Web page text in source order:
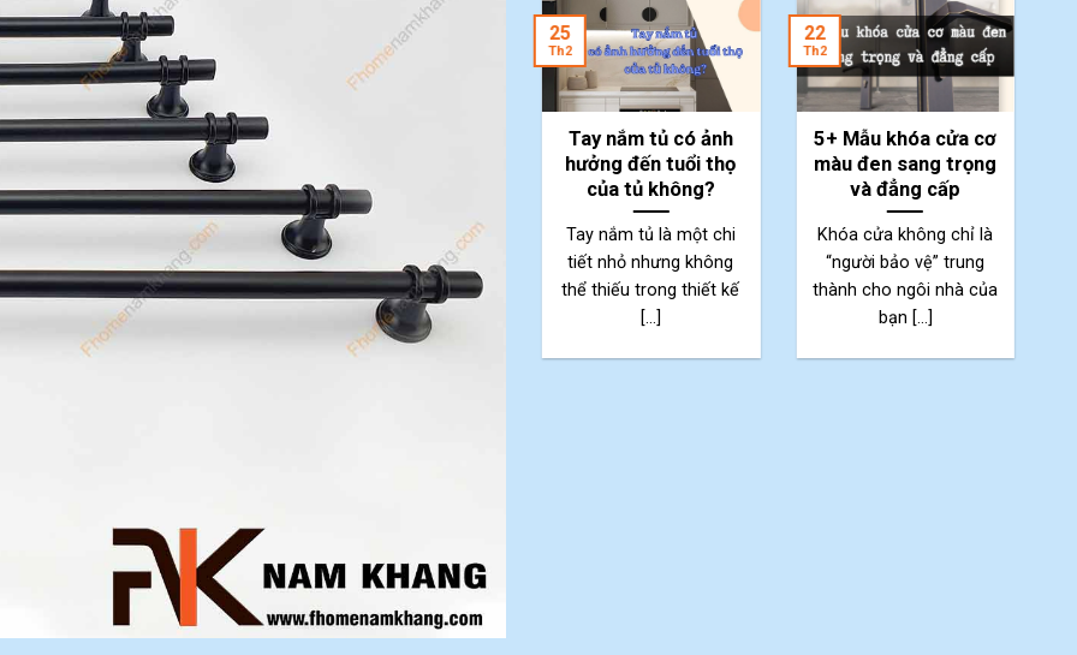
Tay nắm tủ có ảnh
hưởng đến tuổi thọ
của tủ không?
Tay nắm tủ là một chi
tiết nhỏ nhưng không
thể thiếu trong thiết kế
[...]
25
Th2
5+ Mẫu khóa cửa cơ
màu đen sang trọng
và đẳng cấp
Khóa cửa không chỉ là
“người bảo vệ” trung
thành cho ngôi nhà của
bạn [...]
22
Th2
Tết Nguyên Đán
2025 đang đến –
Sắm ngay phụ kiện
nội thất với ưu đãi
Tết Nguyên Đán 2025
đang tới gần, không khí
lễ hội đã tràn ngập khắp
20
ưu đãi 20%
Mỗi chi tiết nhỏ trong
ngôi nhà đều có thể tạo
nên sự khác biệt [...]